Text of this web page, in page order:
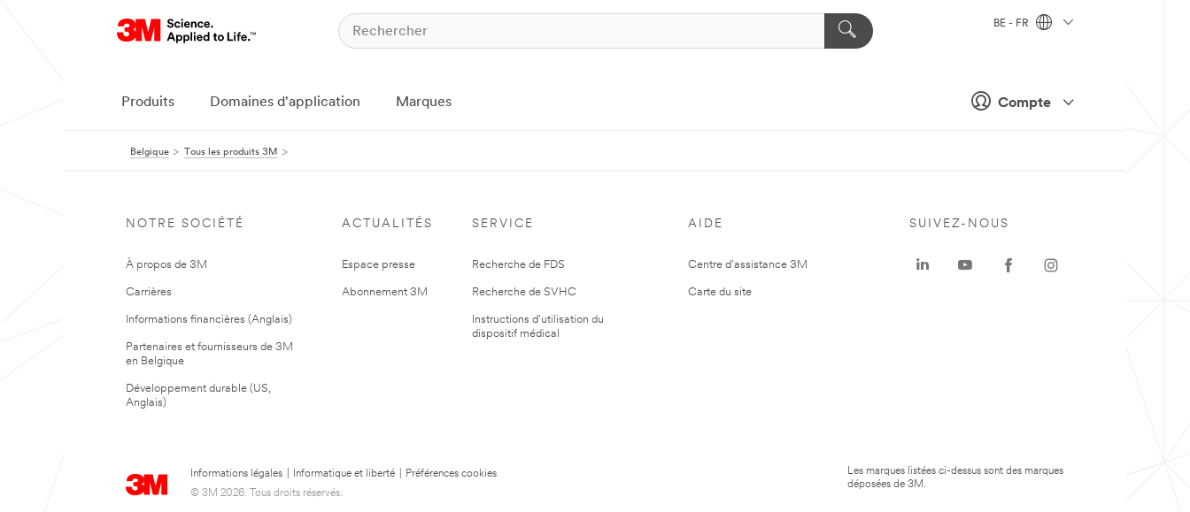
Compte
BE - FR
Produits Domaines d'application Marques
Belgique Tous les produits 3M
NOTRE SOCIÉTÉ
À propos de 3M
Carrières
Informations financières (Anglais)
Partenaires et fournisseurs de 3M
en Belgique
Développement durable (US,
Anglais)
ACTUALITÉS
Espace presse
Abonnement 3M
SERVICE
Recherche de FDS
Recherche de SVHC
Instructions d'utilisation du
dispositif médical
AIDE
Centre d'assistance 3M
Carte du site
Informations légales Informatique et liberté
Préférences cookies
© 3M 2026. Tous droits réservés.
SUIVEZ-NOUS
Les marques listées ci-dessus sont des marques
déposées de 3M.